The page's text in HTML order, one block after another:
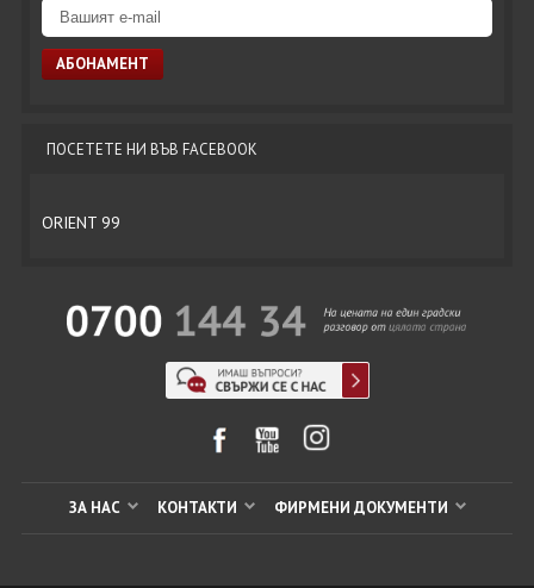
ПОСЕТЕТЕ НИ ВЪВ FACEBOOK
ORIENT 99
ЗА НАС КОНТАКТИ ФИРМЕНИ ДОКУМЕНТИ